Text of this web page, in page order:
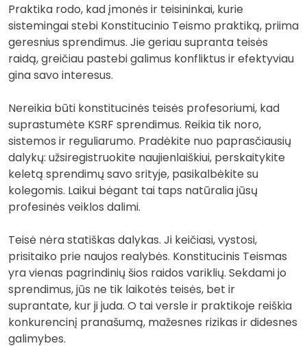
Praktika rodo, kad įmonės ir teisininkai, kurie
sistemingai stebi Konstitucinio Teismo praktiką, priima
geresnius sprendimus. Jie geriau supranta teisės
raidą, greičiau pastebi galimus konfliktus ir efektyviau
gina savo interesus.
Nereikia būti konstitucinės teisės profesoriumi, kad
suprastumėte KSRF sprendimus. Reikia tik noro,
sistemos ir reguliarumo. Pradėkite nuo paprasčiausių
dalykų: užsiregistruokite naujienlaiškiui, perskaitykite
keletą sprendimų savo srityje, pasikalbėkite su
kolegomis. Laikui bėgant tai taps natūralia jūsų
profesinės veiklos dalimi.
Teisė nėra statiškas dalykas. Ji keičiasi, vystosi,
prisitaiko prie naujos realybės. Konstitucinis Teismas
yra vienas pagrindinių šios raidos variklių. Sekdami jo
sprendimus, jūs ne tik laikotės teisės, bet ir
suprantate, kur ji juda. O tai versle ir praktikoje reiškia
konkurencinį pranašumą, mažesnes rizikas ir didesnes
galimybes.